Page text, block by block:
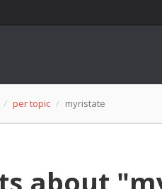
per topic myristate